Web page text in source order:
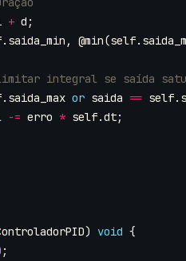
+ d ;
. saida_min , @min(self.
. saida_max or saida == self.
-= erro * self.dt;
) void {
;